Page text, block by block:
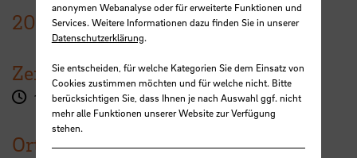
20. April2026
Zeit
15:00 - 18:00 Uhr
Ort
anonymen Webanalyse oder für erweiterte Funktionen und
Services. Weitere Informationen dazu finden Sie in unserer
Datenschutzerklärung.
Sie entscheiden, für welche Kategorien Sie dem Einsatz von
Cookies zustimmen möchten und für welche nicht. Bitte
berücksichtigen Sie, dass Ihnen je nach Auswahl ggf. nicht
mehr alle Funktionen unserer Website zur Verfügung
stehen.